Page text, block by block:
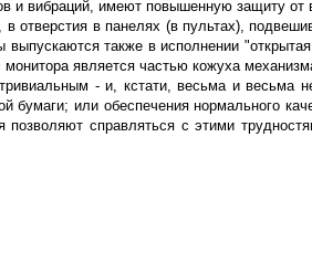
и вибраций, имеют повышенную защиту
в отверстия в панелях (в пультах),
также в исполнении
является частью кожуха
- и, кстати, весьма и весьма
или обеспечения нормального
справляться с этими